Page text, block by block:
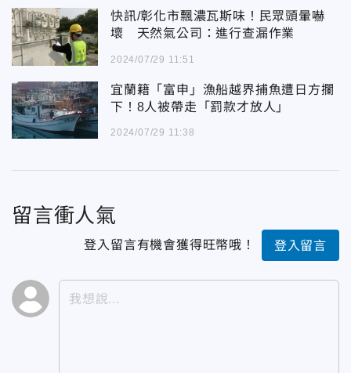
快訊/彰化市飄濃瓦斯味！民眾頭暈嚇
壞 天然氣公司：進行查漏作業
2024/07/29 11:51
宜蘭籍「富申」漁船越界捕魚遭日方攔
下！8人被帶走「罰款才放人」
2024/07/29 11:38
留言衝人氣
登入留言有機會獲得旺幣哦！ 登入留言